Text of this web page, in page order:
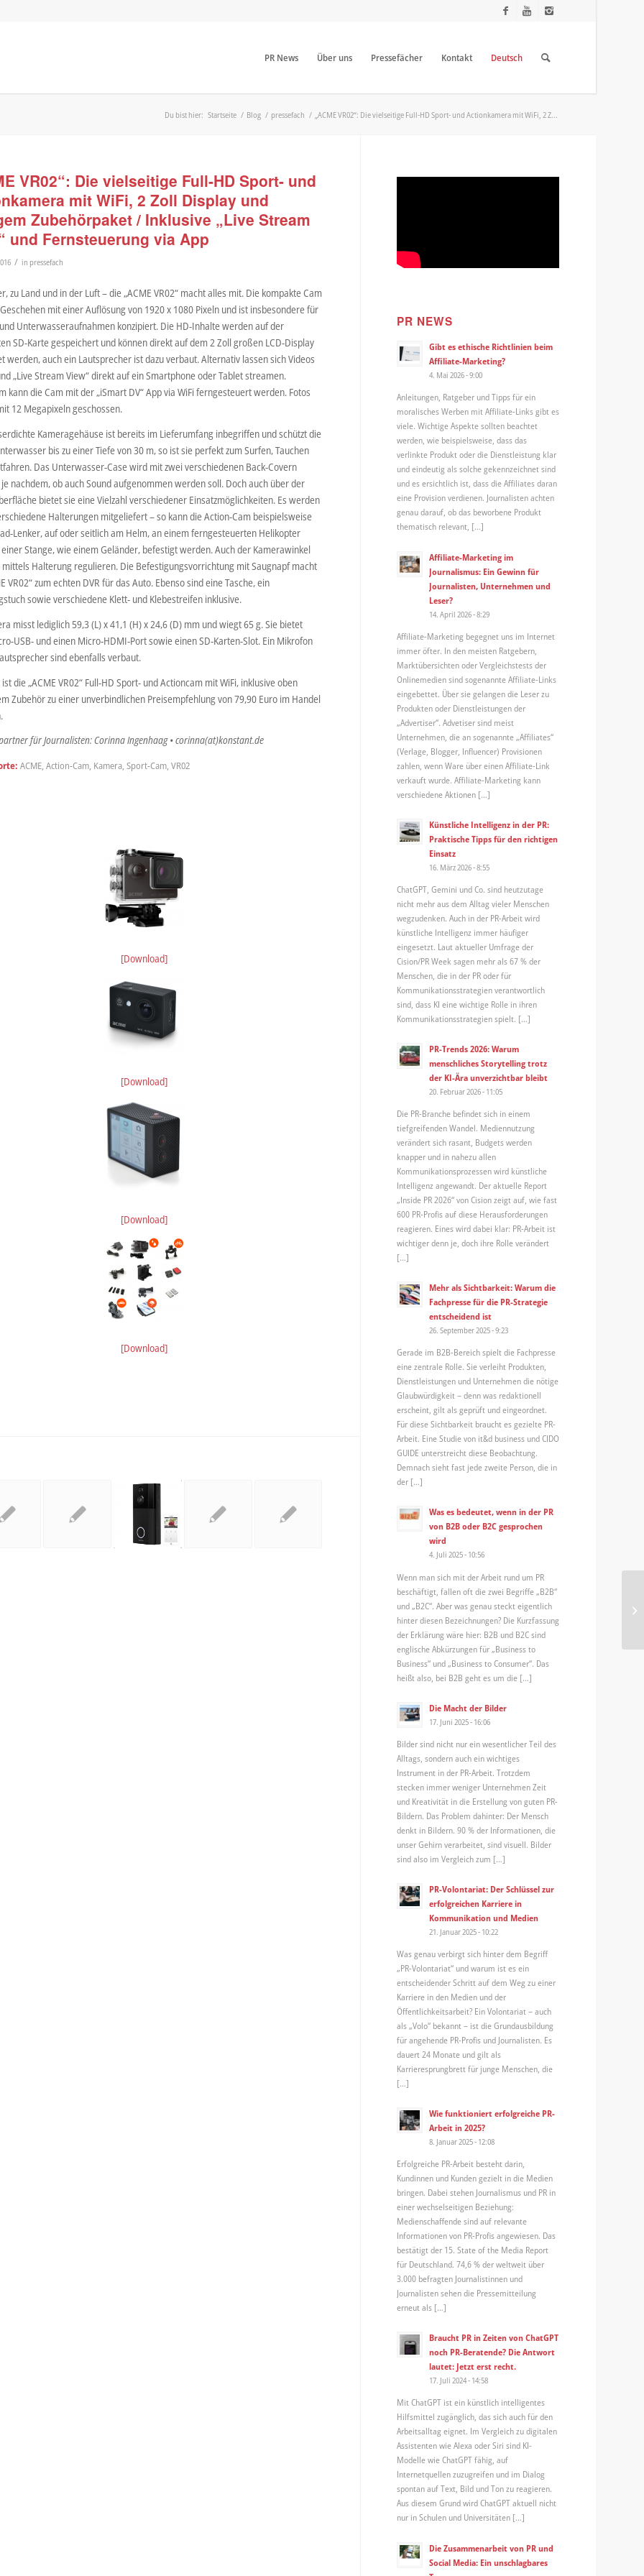
PR News Über uns Pressefächer Kontakt Deutsch
Du bist hier: Startseite / Blog / pressefach / „ACME VR02“: Die vielseitige Full-HD Sport- und Actionkamera mit WiFi, 2 Z...
VR02“: Die vielseitige Full-HD Sport- und
mit WiFi, 2 Zoll Display und
Zubehörpaket / Inklusive „Live Stream
und Fernsteuerung via App
/ in pressefach
zu Land und in der Luft – die „ACME VR02“ macht alles mit. Die kompakte Cam
mit einer Auflösung von 1920 x 1080 Pixeln und ist insbesondere für
Unterwasseraufnahmen konzipiert. Die HD-Inhalte werden auf der
SD-Karte gespeichert und können direkt auf dem 2 Zoll großen LCD-Display
werden, auch ein Lautsprecher ist dazu verbaut. Alternativ lassen sich Videos
„Live Stream View“ direkt auf ein Smartphone oder Tablet streamen.
kann die Cam mit der „iSmart DV“ App via WiFi ferngesteuert werden. Fotos
12 Megapixeln geschossen.
Kameragehäuse ist bereits im Lieferumfang inbegriffen und schützt die
bis zu einer Tiefe von 30 m, so ist sie perfekt zum Surfen, Tauchen
Das Unterwasser-Case wird mit zwei verschiedenen Back-Covern
nachdem, ob auch Sound aufgenommen werden soll. Doch auch über der
bietet sie eine Vielzahl verschiedener Einsatzmöglichkeiten. Es werden
Halterungen mitgeliefert – so kann die Action-Cam beispielsweise
Lenker, auf oder seitlich am Helm, an einem ferngesteuerten Helikopter
Stange, wie einem Geländer, befestigt werden. Auch der Kamerawinkel
mittels Halterung regulieren. Die Befestigungsvorrichtung mit Saugnapf macht
VR02“ zum echten DVR für das Auto. Ebenso sind eine Tasche, ein
sowie verschiedene Klett- und Klebestreifen inklusive.
misst lediglich 59,3 (L) x 41,1 (H) x 24,6 (D) mm und wiegt 65 g. Sie bietet
USB- und einen Micro-HDMI-Port sowie einen SD-Karten-Slot. Ein Mikrofon
sind ebenfalls verbaut.
die „ACME VR02“ Full-HD Sport- und Actioncam mit WiFi, inklusive oben
Zubehör zu einer unverbindlichen Preisempfehlung von 79,90 Euro im Handel
für Journalisten: Corinna Ingenhaag • corinna(at)konstant.de
ACME, Action-Cam, Kamera, Sport-Cam, VR02
[Download]
[Download]
[Download]
[Download]
PR NEWS
Gibt es ethische Richtlinien beim
Affiliate-Marketing?
4. Mai 2026 - 9:00
Anleitungen, Ratgeber und Tipps für ein
moralisches Werben mit Affiliate-Links gibt es
viele. Wichtige Aspekte sollten beachtet
werden, wie beispielsweise, dass das
verlinkte Produkt oder die Dienstleistung klar
und eindeutig als solche gekennzeichnet sind
und es ersichtlich ist, dass die Affiliates daran
eine Provision verdienen. Journalisten achten
genau darauf, ob das beworbene Produkt
thematisch relevant, […]
Affiliate-Marketing im
Journalismus: Ein Gewinn für
Journalisten, Unternehmen und
Leser?
14. April 2026 - 8:29
Affiliate-Marketing begegnet uns im Internet
immer öfter. In den meisten Ratgebern,
Marktübersichten oder Vergleichstests der
Onlinemedien sind sogenannte Affiliate-Links
eingebettet. Über sie gelangen die Leser zu
Produkten oder Dienstleistungen der
„Advertiser“. Advetiser sind meist
Unternehmen, die an sogenannte „Affiliates“
(Verlage, Blogger, Influencer) Provisionen
zahlen, wenn Ware über einen Affiliate-Link
verkauft wurde. Affiliate-Marketing kann
verschiedene Aktionen […]
Künstliche Intelligenz in der PR:
Praktische Tipps für den richtigen
Einsatz
16. März 2026 - 8:55
ChatGPT, Gemini und Co. sind heutzutage
nicht mehr aus dem Alltag vieler Menschen
wegzudenken. Auch in der PR-Arbeit wird
künstliche Intelligenz immer häufiger
eingesetzt. Laut aktueller Umfrage der
Cision/PR Week sagen mehr als 67 % der
Menschen, die in der PR oder für
Kommunikationsstrategien verantwortlich
sind, dass KI eine wichtige Rolle in ihren
Kommunikationsstrategien spielt. […]
PR-Trends 2026: Warum
menschliches Storytelling trotz
der KI-Ära unverzichtbar bleibt
20. Februar 2026 - 11:05
Die PR-Branche befindet sich in einem
tiefgreifenden Wandel. Mediennutzung
verändert sich rasant, Budgets werden
knapper und in nahezu allen
Kommunikationsprozessen wird künstliche
Intelligenz angewandt. Der aktuelle Report
„Inside PR 2026“ von Cision zeigt auf, wie fast
600 PR-Profis auf diese Herausforderungen
reagieren. Eines wird dabei klar: PR-Arbeit ist
wichtiger denn je, doch ihre Rolle verändert
[…]
Mehr als Sichtbarkeit: Warum die
Fachpresse für die PR-Strategie
entscheidend ist
26. September 2025 - 9:23
Gerade im B2B-Bereich spielt die Fachpresse
eine zentrale Rolle. Sie verleiht Produkten,
Dienstleistungen und Unternehmen die nötige
Glaubwürdigkeit – denn was redaktionell
erscheint, gilt als geprüft und eingeordnet.
Für diese Sichtbarkeit braucht es gezielte PR-
Arbeit. Eine Studie von it&d business und CIDO
GUIDE unterstreicht diese Beobachtung.
Demnach sieht fast jede zweite Person, die in
der […]
Was es bedeutet, wenn in der PR
von B2B oder B2C gesprochen
wird
4. Juli 2025 - 10:56
Wenn man sich mit der Arbeit rund um PR
beschäftigt, fallen oft die zwei Begriffe „B2B“
und „B2C“. Aber was genau steckt eigentlich
hinter diesen Bezeichnungen? Die Kurzfassung
der Erklärung wäre hier: B2B und B2C sind
englische Abkürzungen für „Business to
Business“ und „Business to Consumer“. Das
heißt also, bei B2B geht es um die […]
Die Macht der Bilder
17. Juni 2025 - 16:06
Bilder sind nicht nur ein wesentlicher Teil des
Alltags, sondern auch ein wichtiges
Instrument in der PR-Arbeit. Trotzdem
stecken immer weniger Unternehmen Zeit
und Kreativität in die Erstellung von guten PR-
Bildern. Das Problem dahinter: Der Mensch
denkt in Bildern. 90 % der Informationen, die
unser Gehirn verarbeitet, sind visuell. Bilder
sind also im Vergleich zum […]
PR-Volontariat: Der Schlüssel zur
erfolgreichen Karriere in
Kommunikation und Medien
21. Januar 2025 - 10:22
Was genau verbirgt sich hinter dem Begriff
„PR-Volontariat“ und warum ist es ein
entscheidender Schritt auf dem Weg zu einer
Karriere in den Medien und der
Öffentlichkeitsarbeit? Ein Volontariat – auch
als „Volo“ bekannt – ist die Grundausbildung
für angehende PR-Profis und Journalisten. Es
dauert 24 Monate und gilt als
Karrieresprungbrett für junge Menschen, die
[…]
Wie funktioniert erfolgreiche PR-
Arbeit in 2025?
8. Januar 2025 - 12:08
Erfolgreiche PR-Arbeit besteht darin,
Kundinnen und Kunden gezielt in die Medien
bringen. Dabei stehen Journalismus und PR in
einer wechselseitigen Beziehung:
Medienschaffende sind auf relevante
Informationen von PR-Profis angewiesen. Das
bestätigt der 15. State of the Media Report
für Deutschland. 74,6 % der weltweit über
3.000 befragten Journalistinnen und
Journalisten sehen die Pressemitteilung
erneut als […]
Braucht PR in Zeiten von ChatGPT
noch PR-Beratende? Die Antwort
lautet: Jetzt erst recht.
17. Juli 2024 - 14:58
Mit ChatGPT ist ein künstlich intelligentes
Hilfsmittel zugänglich, das sich auch für den
Arbeitsalltag eignet. Im Vergleich zu digitalen
Assistenten wie Alexa oder Siri sind KI-
Modelle wie ChatGPT fähig, auf
Internetquellen zuzugreifen und im Dialog
spontan auf Text, Bild und Ton zu reagieren.
Aus diesem Grund wird ChatGPT aktuell nicht
nur in Schulen und Universitäten […]
Die Zusammenarbeit von PR und
Social Media: Ein unschlagbares